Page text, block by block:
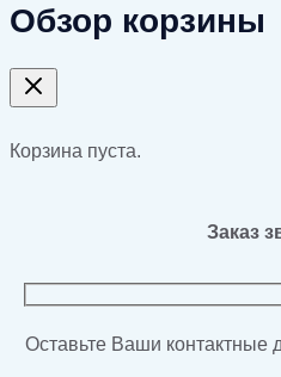
Обзор корзины
Корзина пуста.
Заказ
Оставьте Ваши контактные